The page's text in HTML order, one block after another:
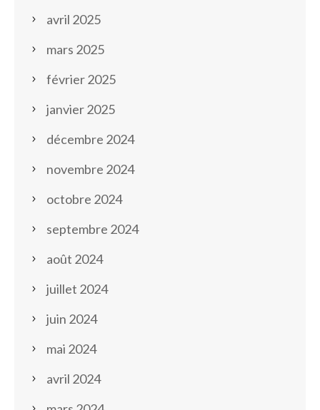
avril 2025
mars 2025
février 2025
janvier 2025
décembre 2024
novembre 2024
octobre 2024
septembre 2024
août 2024
juillet 2024
juin 2024
mai 2024
avril 2024